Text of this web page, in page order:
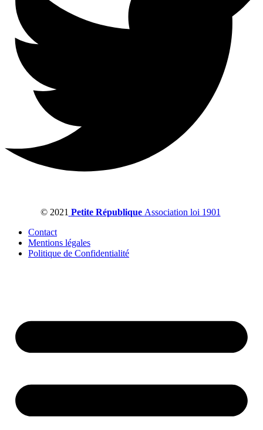
© 2021 Petite République Association loi 1901
Contact
Mentions légales
Politique de Confidentialité